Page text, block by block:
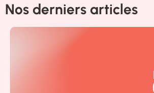
Nos derniers articles